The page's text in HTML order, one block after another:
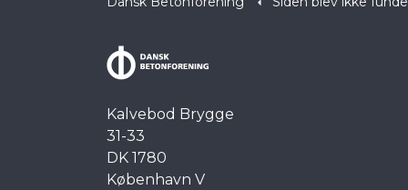
Kalvebod Brygge
31-33
DK 1780
København V